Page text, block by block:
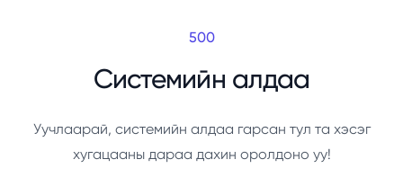
500
Системийн алдаа
Уучлаарай, системийн алдаа гарсан тул та хэсэг
хугацааны дараа дахин оролдоно уу!